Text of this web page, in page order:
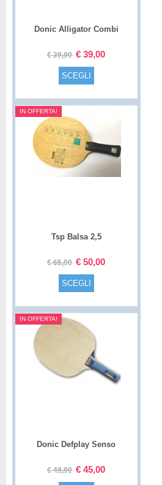
Donic Alligator Combi
€39,90 € 39,00
SCEGLI
IN OFFERTA!
Tsp Balsa 2,5
€65,00 € 50,00
SCEGLI
IN OFFERTA!
Donic Defplay Senso
€48,90 € 45,00